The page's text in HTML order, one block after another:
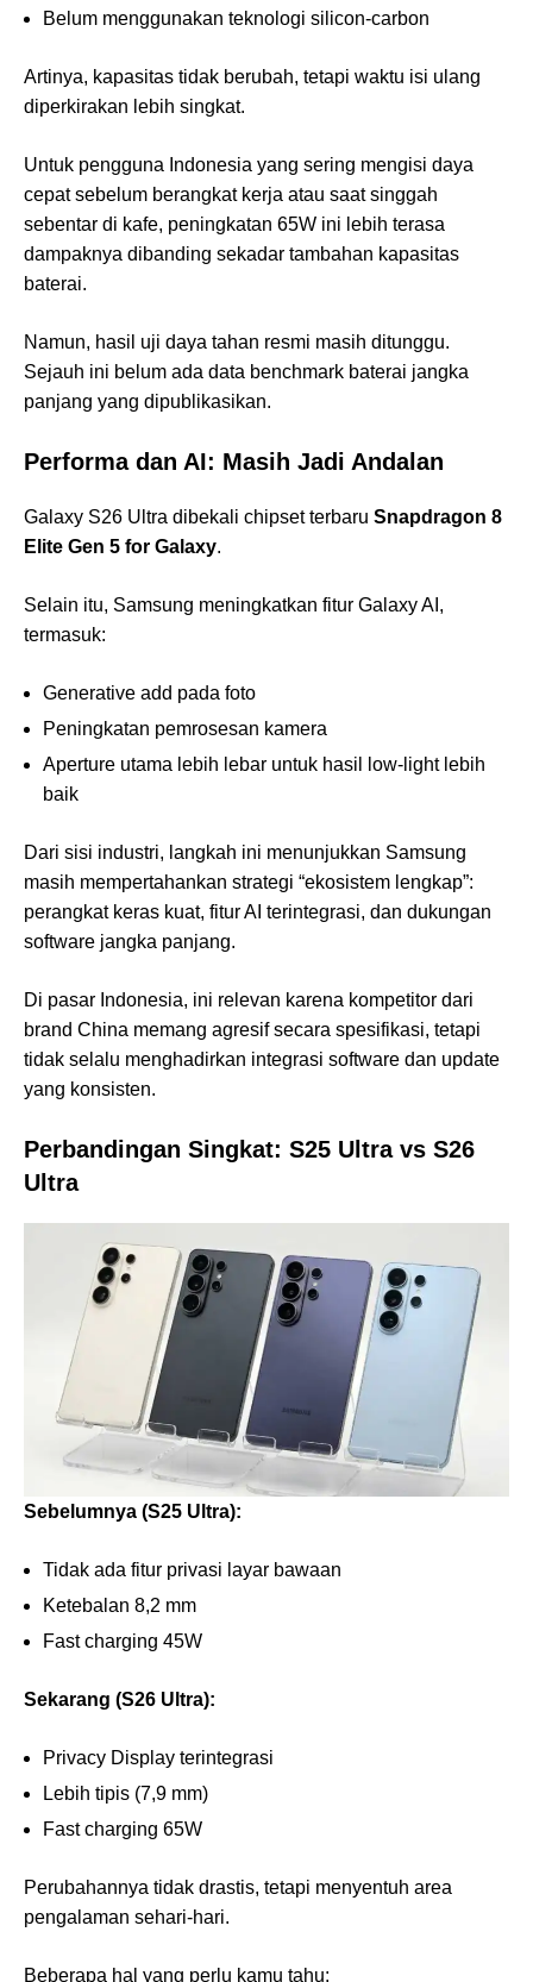
Belum menggunakan teknologi silicon-carbon
Artinya, kapasitas tidak berubah, tetapi waktu isi ulang
diperkirakan lebih singkat.
Untuk pengguna Indonesia yang sering mengisi daya
cepat sebelum berangkat kerja atau saat singgah
sebentar di kafe, peningkatan 65W ini lebih terasa
dampaknya dibanding sekadar tambahan kapasitas
baterai.
Namun, hasil uji daya tahan resmi masih ditunggu.
Sejauh ini belum ada data benchmark baterai jangka
panjang yang dipublikasikan.
Performa dan AI: Masih Jadi Andalan
Galaxy S26 Ultra dibekali chipset terbaru Snapdragon 8
Elite Gen 5 for Galaxy.
Selain itu, Samsung meningkatkan fitur Galaxy AI,
termasuk:
Generative add pada foto
Peningkatan pemrosesan kamera
Aperture utama lebih lebar untuk hasil low-light lebih
baik
Dari sisi industri, langkah ini menunjukkan Samsung
masih mempertahankan strategi “ekosistem lengkap”:
perangkat keras kuat, fitur AI terintegrasi, dan dukungan
software jangka panjang.
Di pasar Indonesia, ini relevan karena kompetitor dari
brand China memang agresif secara spesifikasi, tetapi
tidak selalu menghadirkan integrasi software dan update
yang konsisten.
Perbandingan Singkat: S25 Ultra vs S26
Ultra
Sebelumnya (S25 Ultra):
Tidak ada fitur privasi layar bawaan
Ketebalan 8,2 mm
Fast charging 45W
Sekarang (S26 Ultra):
Privacy Display terintegrasi
Lebih tipis (7,9 mm)
Fast charging 65W
Perubahannya tidak drastis, tetapi menyentuh area
pengalaman sehari-hari.
Beberapa hal yang perlu kamu tahu: